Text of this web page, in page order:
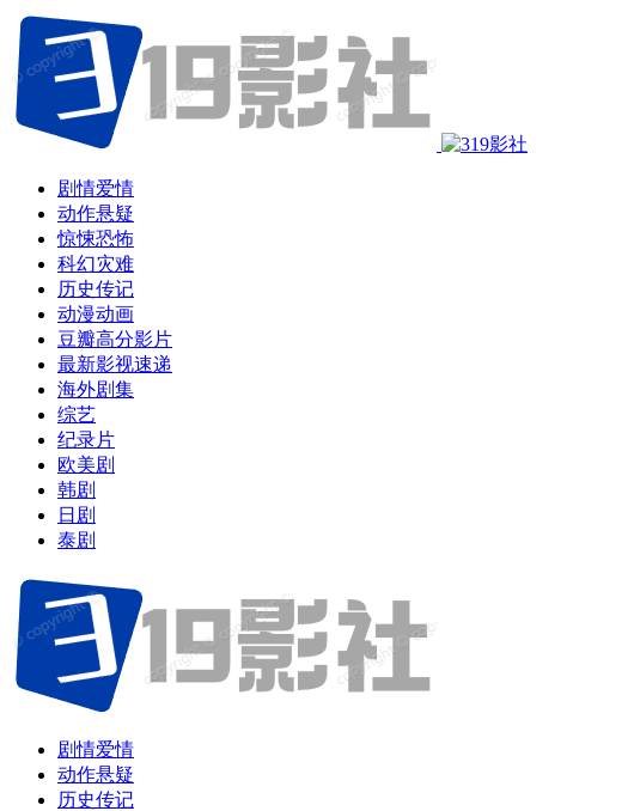
剧情爱情
动作悬疑
惊悚恐怖
科幻灾难
历史传记
动漫动画
豆瓣高分影片
最新影视速递
海外剧集
综艺
纪录片
欧美剧
韩剧
日剧
泰剧
剧情爱情
动作悬疑
历史传记